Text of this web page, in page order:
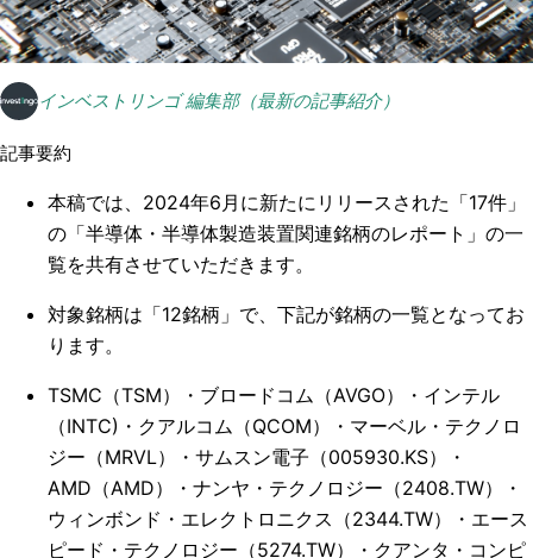
インベストリンゴ 編集部（最新の記事紹介）
記事要約
本稿では、2024年6月に新たにリリースされた「17件」
の「半導体・半導体製造装置関連銘柄のレポート」の一
覧を共有させていただきます。
対象銘柄は「12銘柄」で、下記が銘柄の一覧となってお
ります。
TSMC（TSM）・ブロードコム（AVGO）・インテル
（INTC)・クアルコム（QCOM）・マーベル・テクノロ
ジー（MRVL）・サムスン電子（005930.KS）・
AMD（AMD）・ナンヤ・テクノロジー（2408.TW）・
ウィンボンド・エレクトロニクス（2344.TW）・エース
ピード・テクノロジー（5274.TW）・クアンタ・コンピ